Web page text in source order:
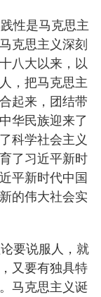
性是马克思主
克思主义深刻
八大以来，以
，把马克思主
起来，团结带
华民族迎来了
科学社会主义
了习近平新时
平新时代中国
的伟大社会实
要说服人，就
又要有独具特
马克思主义诞